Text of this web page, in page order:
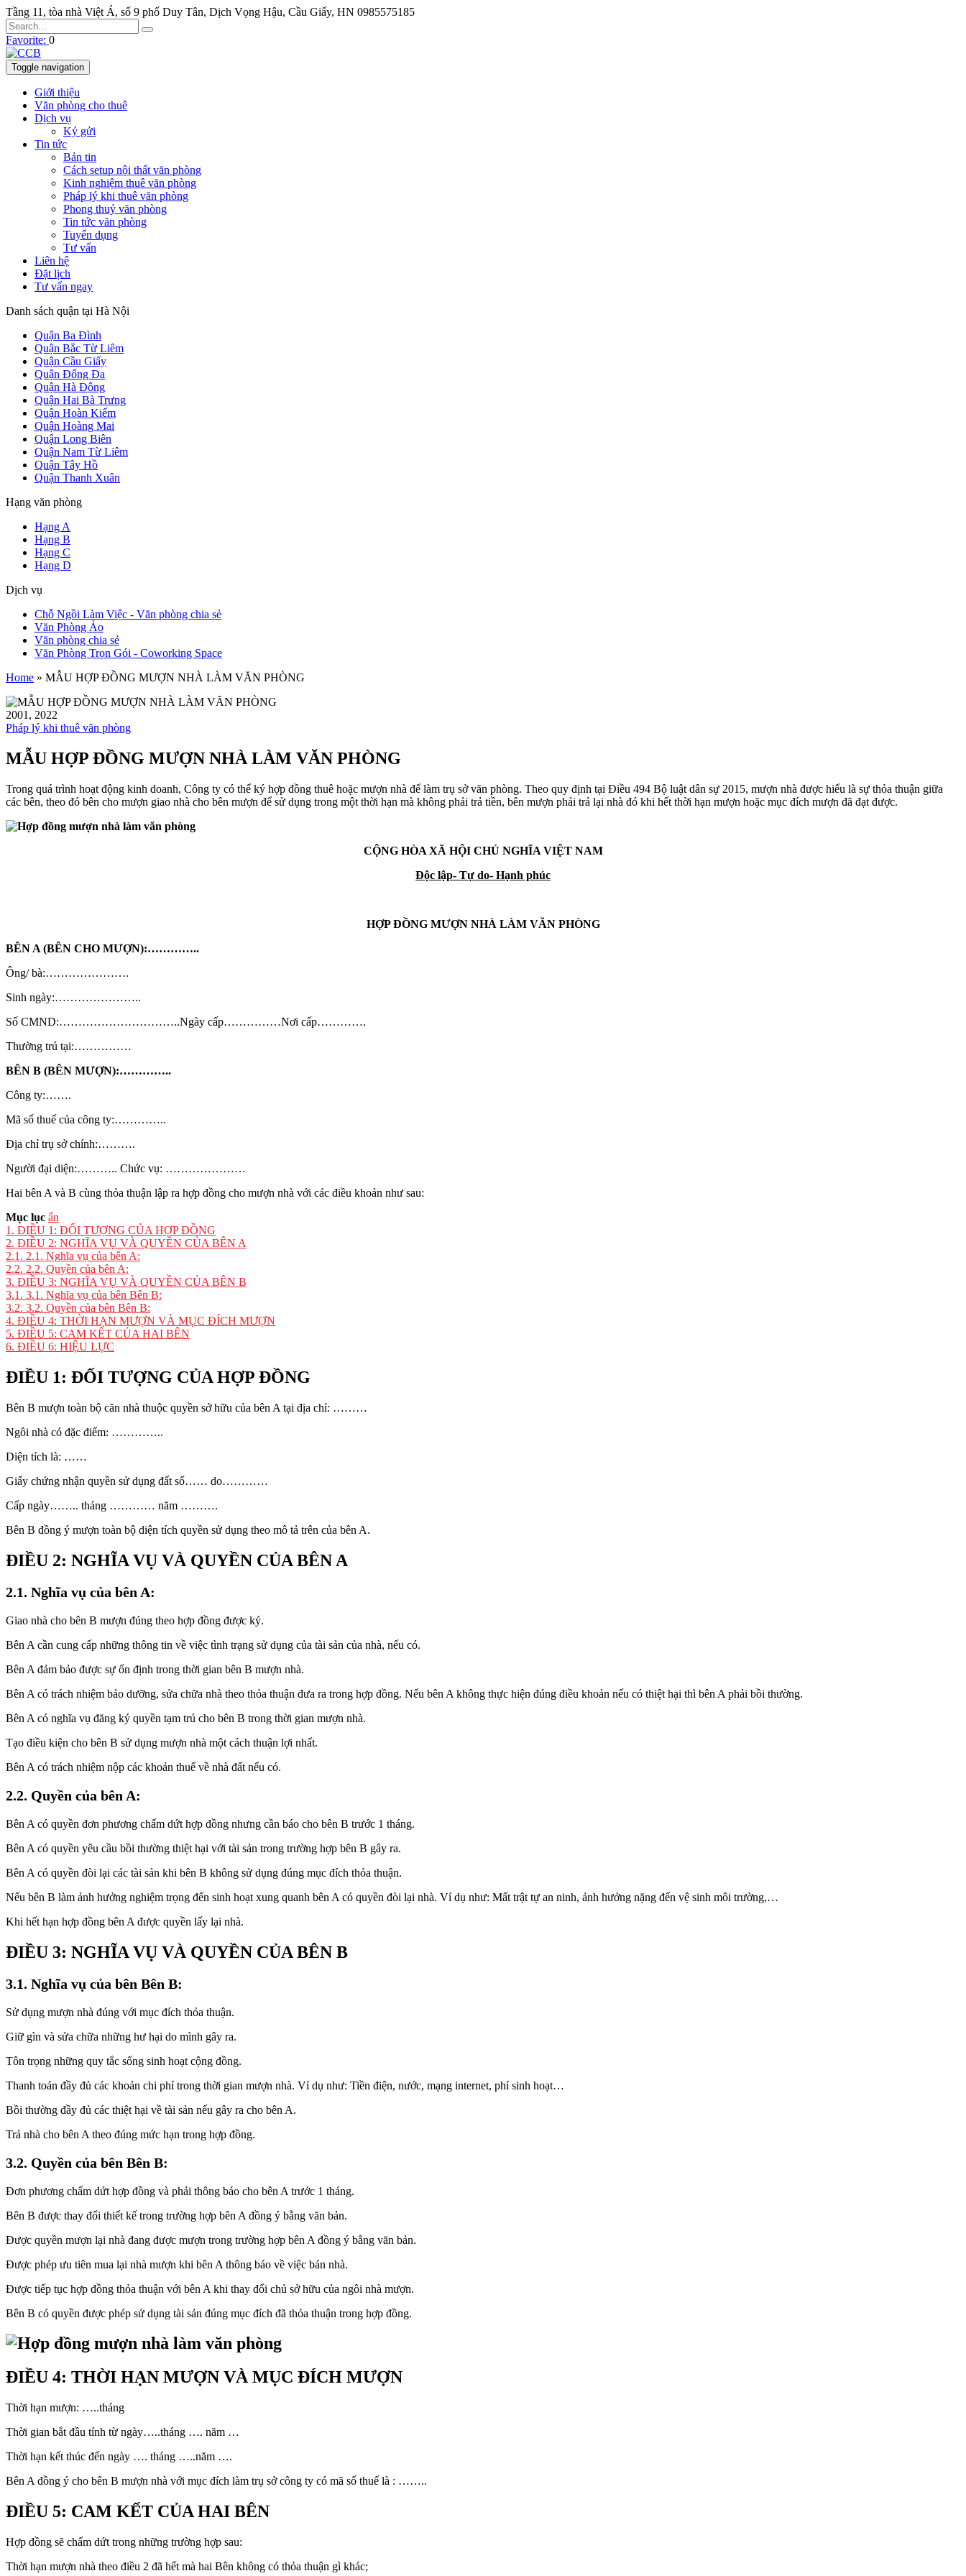
Tầng 11, tòa nhà Việt Á, số 9 phố Duy Tân, Dịch Vọng Hậu, Cầu Giấy, HN 0985575185
Favorite: 0
Toggle navigation
Giới thiệu
Văn phòng cho thuê
Dịch vụ
Ký gửi
Tin tức
Bản tin
Cách setup nội thất văn phòng
Kinh nghiệm thuê văn phòng
Pháp lý khi thuê văn phòng
Phong thuỷ văn phòng
Tin tức văn phòng
Tuyển dụng
Tư vấn
Liên hệ
Đặt lịch
Tư vấn ngay
Danh sách quận tại Hà Nội
Quận Ba Đình
Quận Bắc Từ Liêm
Quận Cầu Giấy
Quận Đống Đa
Quận Hà Đông
Quận Hai Bà Trưng
Quận Hoàn Kiếm
Quận Hoàng Mai
Quận Long Biên
Quận Nam Từ Liêm
Quận Tây Hồ
Quận Thanh Xuân
Hạng văn phòng
Hạng A
Hạng B
Hạng C
Hạng D
Dịch vụ
Chỗ Ngồi Làm Việc - Văn phòng chia sẻ
Văn Phòng Ảo
Văn phòng chia sẻ
Văn Phòng Trọn Gói - Coworking Space
Home » MẪU HỢP ĐỒNG MƯỢN NHÀ LÀM VĂN PHÒNG
2001, 2022
Pháp lý khi thuê văn phòng
MẪU HỢP ĐỒNG MƯỢN NHÀ LÀM VĂN PHÒNG
Trong quá trình hoạt động kinh doanh, Công ty có thể ký hợp đồng thuê hoặc mượn nhà để làm trụ sở văn phòng. Theo quy định tại Điều 494 Bộ luật dân sự 2015, mượn nhà được hiểu là sự thỏa thuận giữa
các bên, theo đó bên cho mượn giao nhà cho bên mượn để sử dụng trong một thời hạn mà không phải trả tiền, bên mượn phải trả lại nhà đó khi hết thời hạn mượn hoặc mục đích mượn đã đạt được.
CỘNG HÒA XÃ HỘI CHỦ NGHĨA VIỆT NAM
Độc lập- Tự do- Hạnh phúc
HỢP ĐỒNG MƯỢN NHÀ LÀM VĂN PHÒNG
BÊN A (BÊN CHO MƯỢN):…………..
Ông/ bà:………………….
Sinh ngày:…………………..
Số CMND:…………………………..Ngày cấp……………Nơi cấp………….
Thường trú tại:……………
BÊN B (BÊN MƯỢN):…………..
Công ty:…….
Mã số thuế của công ty:…………..
Địa chỉ trụ sở chính:……….
Người đại diện:……….. Chức vụ: …………………
Hai bên A và B cùng thỏa thuận lập ra hợp đồng cho mượn nhà với các điều khoản như sau:
Mục lục ẩn
1. ĐIỀU 1: ĐỐI TƯỢNG CỦA HỢP ĐỒNG
2. ĐIỀU 2: NGHĨA VỤ VÀ QUYỀN CỦA BÊN A
2.1. 2.1. Nghĩa vụ của bên A:
2.2. 2.2. Quyền của bên A:
3. ĐIỀU 3: NGHĨA VỤ VÀ QUYỀN CỦA BÊN B
3.1. 3.1. Nghĩa vụ của bên Bên B:
3.2. 3.2. Quyền của bên Bên B:
4. ĐIỀU 4: THỜI HẠN MƯỢN VÀ MỤC ĐÍCH MƯỢN
5. ĐIỀU 5: CAM KẾT CỦA HAI BÊN
6. ĐIỀU 6: HIỆU LỰC
ĐIỀU 1: ĐỐI TƯỢNG CỦA HỢP ĐỒNG
Bên B mượn toàn bộ căn nhà thuộc quyền sở hữu của bên A tại địa chỉ: ………
Ngôi nhà có đặc điểm: …………..
Diện tích là: ……
Giấy chứng nhận quyền sử dụng đất số…… do…………
Cấp ngày…….. tháng ………… năm ……….
Bên B đồng ý mượn toàn bộ diện tích quyền sử dụng theo mô tả trên của bên A.
ĐIỀU 2: NGHĨA VỤ VÀ QUYỀN CỦA BÊN A
2.1. Nghĩa vụ của bên A:
Giao nhà cho bên B mượn đúng theo hợp đồng được ký.
Bên A cần cung cấp những thông tin về việc tình trạng sử dụng của tài sản của nhà, nếu có.
Bên A đảm bảo được sự ổn định trong thời gian bên B mượn nhà.
Bên A có trách nhiệm bảo dưỡng, sửa chữa nhà theo thỏa thuận đưa ra trong hợp đồng. Nếu bên A không thực hiện đúng điều khoản nếu có thiệt hại thì bên A phải bồi thường.
Bên A có nghĩa vụ đăng ký quyền tạm trú cho bên B trong thời gian mượn nhà.
Tạo điều kiện cho bên B sử dụng mượn nhà một cách thuận lợi nhất.
Bên A có trách nhiệm nộp các khoản thuế về nhà đất nếu có.
2.2. Quyền của bên A:
Bên A có quyền đơn phương chấm dứt hợp đồng nhưng cần báo cho bên B trước 1 tháng.
Bên A có quyền yêu cầu bồi thường thiệt hại với tài sản trong trường hợp bên B gây ra.
Bên A có quyền đòi lại các tài sản khi bên B không sử dụng đúng mục đích thỏa thuận.
Nếu bên B làm ảnh hưởng nghiệm trọng đến sinh hoạt xung quanh bên A có quyền đòi lại nhà. Ví dụ như: Mất trật tự an ninh, ảnh hưởng nặng đến vệ sinh môi trường,…
Khi hết hạn hợp đồng bên A được quyền lấy lại nhà.
ĐIỀU 3: NGHĨA VỤ VÀ QUYỀN CỦA BÊN B
3.1. Nghĩa vụ của bên Bên B:
Sử dụng mượn nhà đúng với mục đích thỏa thuận.
Giữ gìn và sửa chữa những hư hại do mình gây ra.
Tôn trọng những quy tắc sống sinh hoạt cộng đồng.
Thanh toán đầy đủ các khoản chi phí trong thời gian mượn nhà. Ví dụ như: Tiền điện, nước, mạng internet, phí sinh hoạt…
Bồi thường đầy đủ các thiệt hại về tài sản nếu gây ra cho bên A.
Trả nhà cho bên A theo đúng mức hạn trong hợp đồng.
3.2. Quyền của bên Bên B:
Đơn phương chấm dứt hợp đồng và phải thông báo cho bên A trước 1 tháng.
Bên B được thay đổi thiết kế trong trường hợp bên A đồng ý bằng văn bản.
Được quyền mượn lại nhà đang được mượn trong trường hợp bên A đồng ý bằng văn bản.
Được phép ưu tiên mua lại nhà mượn khi bên A thông báo về việc bán nhà.
Được tiếp tục hợp đồng thỏa thuận với bên A khi thay đổi chủ sở hữu của ngôi nhà mượn.
Bên B có quyền được phép sử dụng tài sản đúng mục đích đã thỏa thuận trong hợp đồng.
ĐIỀU 4: THỜI HẠN MƯỢN VÀ MỤC ĐÍCH MƯỢN
Thời hạn mượn: …..tháng
Thời gian bắt đầu tính từ ngày…..tháng …. năm …
Thời hạn kết thúc đến ngày …. tháng …..năm ….
Bên A đồng ý cho bên B mượn nhà với mục đích làm trụ sở công ty có mã số thuế là : ……..
ĐIỀU 5: CAM KẾT CỦA HAI BÊN
Hợp đồng sẽ chấm dứt trong những trường hợp sau:
Thời hạn mượn nhà theo điều 2 đã hết mà hai Bên không có thỏa thuận gì khác;